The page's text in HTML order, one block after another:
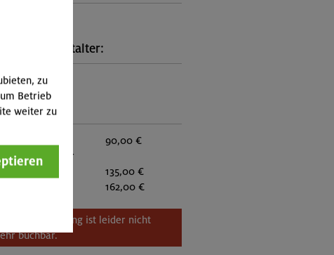
Veranstalter:
München
90,00 €
anderer
135,00 €
162,00 €
Veranstaltung ist leider nicht
buchbar.
zu
Betrieb
weiter zu